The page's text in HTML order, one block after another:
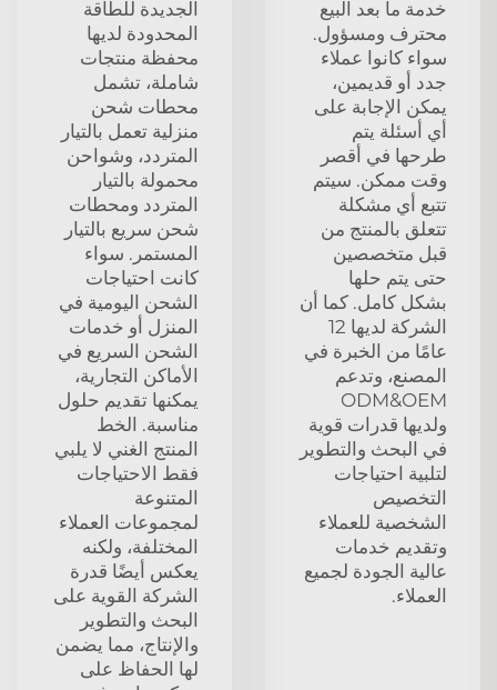
خدمة ما بعد البيع
محترف ومسؤول.
سواء كانوا عملاء
جدد أو قديمين،
يمكن الإجابة على
أي أسئلة يتم
طرحها في أقصر
وقت ممكن. سيتم
تتبع أي مشكلة
تتعلق بالمنتج من
قبل متخصصين
حتى يتم حلها
بشكل كامل. كما أن
الشركة لديها 12
عامًا من الخبرة في
المصنع، وتدعم
ODM&OEM
ولديها قدرات قوية
في البحث والتطوير
لتلبية احتياجات
التخصيص
الشخصية للعملاء
وتقديم خدمات
عالية الجودة لجميع
العملاء.
الجديدة للطاقة
المحدودة لديها
محفظة منتجات
شاملة، تشمل
محطات شحن
منزلية تعمل بالتيار
المتردد، وشواحن
محمولة بالتيار
المتردد ومحطات
شحن سريع بالتيار
المستمر. سواء
كانت احتياجات
الشحن اليومية في
المنزل أو خدمات
الشحن السريع في
الأماكن التجارية،
يمكنها تقديم حلول
مناسبة. الخط
المنتج الغني لا يلبي
فقط الاحتياجات
المتنوعة
لمجموعات العملاء
المختلفة، ولكنه
يعكس أيضًا قدرة
الشركة القوية على
البحث والتطوير
والإنتاج، مما يضمن
لها الحفاظ على